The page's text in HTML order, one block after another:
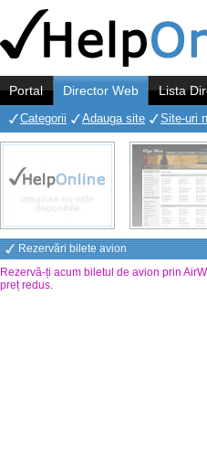
Portal Director Web Lista
Categorii Adauga site Site-uri
Rezervări bilete avion
Rezervă-ți acum biletul de avion prin
preț redus.